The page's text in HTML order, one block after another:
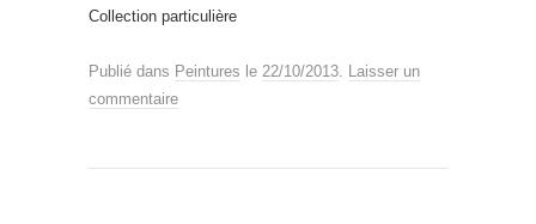
Collection particulière
Publié dans Peintures le 22/10/2013. Laisser un
commentaire